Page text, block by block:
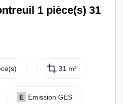
1 pièce(s) 31
31 m²
E Emission GES